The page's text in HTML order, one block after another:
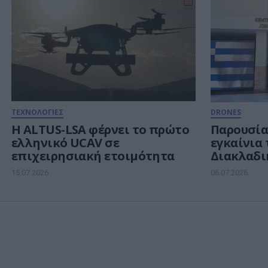
ΤΕΧΝΟΛΟΓΙΕΣ
Η ALTUS-LSA φέρνει το πρώτο
ελληνικό UCAV σε
επιχειρησιακή ετοιμότητα
15.07.2026
DRONES
Μη
06.07.2026